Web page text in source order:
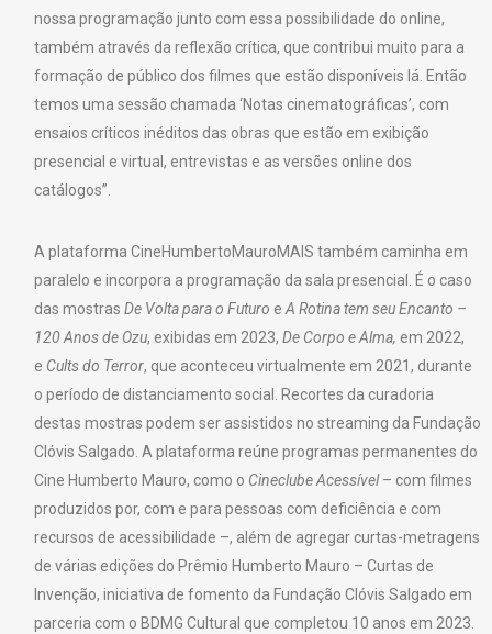
nossa programação junto com essa possibilidade do online,
também através da reflexão crítica, que contribui muito para a
formação de público dos filmes que estão disponíveis lá. Então
temos uma sessão chamada ‘Notas cinematográficas’, com
ensaios críticos inéditos das obras que estão em exibição
presencial e virtual, entrevistas e as versões online dos
catálogos”.
A plataforma CineHumbertoMauroMAIS também caminha em
paralelo e incorpora a programação da sala presencial. É o caso
das mostras De Volta para o Futuro e A Rotina tem seu Encanto –
120 Anos de Ozu, exibidas em 2023, De Corpo e Alma, em 2022,
e Cults do Terror, que aconteceu virtualmente em 2021, durante
o período de distanciamento social. Recortes da curadoria
destas mostras podem ser assistidos no streaming da Fundação
Clóvis Salgado. A plataforma reúne programas permanentes do
Cine Humberto Mauro, como o Cineclube Acessível– com filmes
produzidos por, com e para pessoas com deficiência e com
recursos de acessibilidade –, além de agregar curtas-metragens
de várias edições do Prêmio Humberto Mauro – Curtas de
Invenção, iniciativa de fomento da Fundação Clóvis Salgado em
parceria com o BDMG Cultural que completou 10 anos em 2023.